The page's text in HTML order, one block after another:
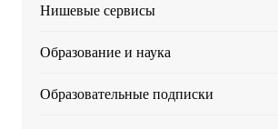
Нишевые сервисы
Образование и наука
Образовательные подписки